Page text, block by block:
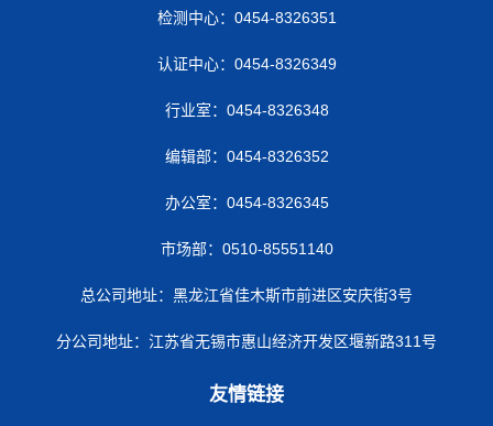
检测中心：0454-8326351
认证中心：0454-8326349
行业室：0454-8326348
编辑部：0454-8326352
办公室：0454-8326345
市场部：0510-85551140
总公司地址：黑龙江省佳木斯市前进区安庆街3号
分公司地址：江苏省无锡市惠山经济开发区堰新路311号
友情链接